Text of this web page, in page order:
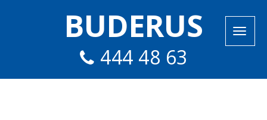
BUDERUS
444 48 63